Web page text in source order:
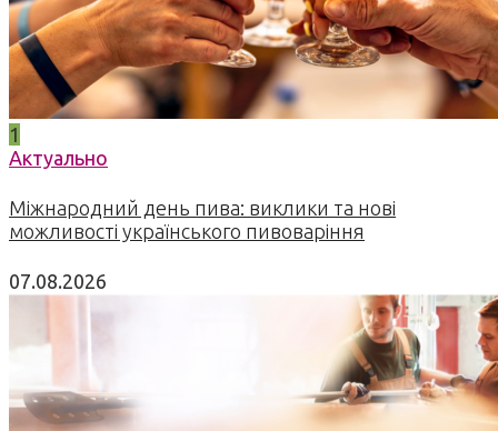
1
Актуально
Міжнародний день пива: виклики та нові
можливості українського пивоваріння
07.08.2026